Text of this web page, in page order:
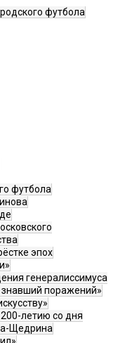
футбола
футбола
эпох
генералиссимуса
поражений»
летию со дня
Щедрина